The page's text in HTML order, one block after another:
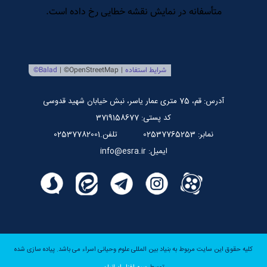
مرکز بین المللی نشر اسراء
آدرس: قم، 75 متری عمار یاسر، نبش خیابان شهید قدوسی
کد پستی: 3719158677
نمابر: 02537765253
تلفن.02537782001
ایمیل: info@esra.ir
کلیه حقوق این سایت مربوط به بنیاد بین المللی علوم وحیانی اسراء می باشد. پیاده سازی شده